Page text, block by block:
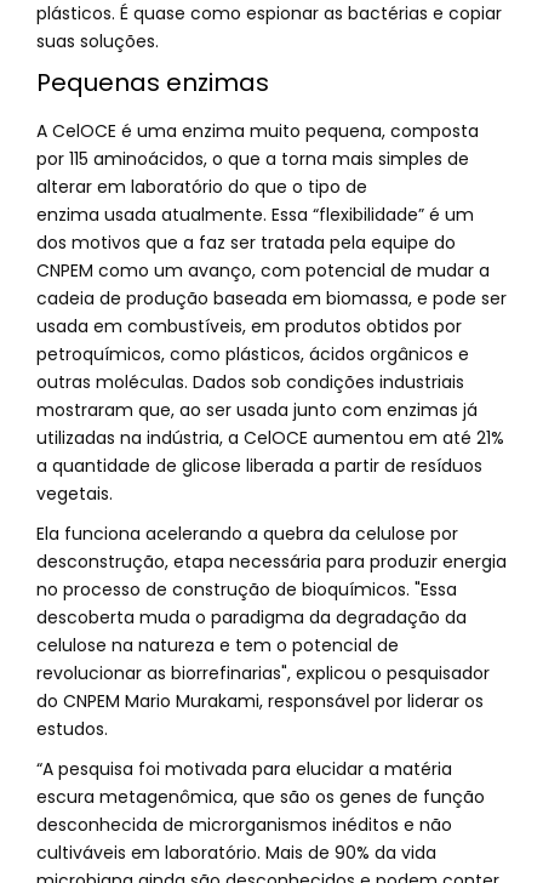
plásticos. É quase como espionar as bactérias e copiar
suas soluções.
Pequenas enzimas
A CelOCE é uma enzima muito pequena, composta
por 115 aminoácidos, o que a torna mais simples de
alterar em laboratório do que o tipo de
enzima usada atualmente. Essa “flexibilidade” é um
dos motivos que a faz ser tratada pela equipe do
CNPEM como um avanço, com potencial de mudar a
cadeia de produção baseada em biomassa, e pode ser
usada em combustíveis, em produtos obtidos por
petroquímicos, como plásticos, ácidos orgânicos e
outras moléculas. Dados sob condições industriais
mostraram que, ao ser usada junto com enzimas já
utilizadas na indústria, a CelOCE aumentou em até 21%
a quantidade de glicose liberada a partir de resíduos
vegetais.
Ela funciona acelerando a quebra da celulose por
desconstrução, etapa necessária para produzir energia
no processo de construção de bioquímicos. "Essa
descoberta muda o paradigma da degradação da
celulose na natureza e tem o potencial de
revolucionar as biorrefinarias", explicou o pesquisador
do CNPEM Mario Murakami, responsável por liderar os
estudos.
“A pesquisa foi motivada para elucidar a matéria
escura metagenômica, que são os genes de função
desconhecida de microrganismos inéditos e não
cultiváveis em laboratório. Mais de 90% da vida